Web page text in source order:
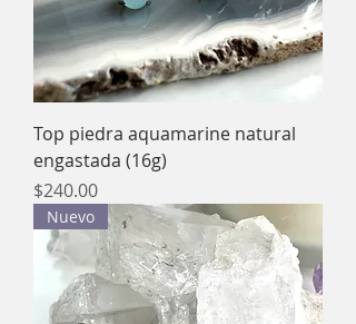
Top piedra aquamarine natural
engastada (16g)
Precio
$240.00
Nuevo